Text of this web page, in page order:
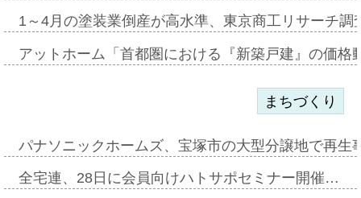
1～4月の塗装業倒産が高水準、東京商工リサーチ
アットホーム「首都圏における『新築戸建』の価
まちづくり
パナソニックホームズ、宝塚市の大型分譲地で再
全宅連、28日に会員向けハトサポセミナー開催…